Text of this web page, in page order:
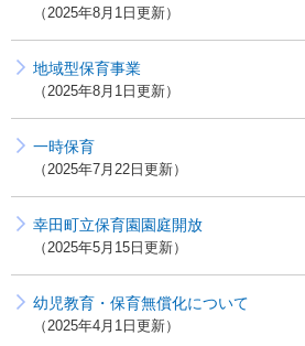
2025年8月1日更新
地域型保育事業
2025年8月1日更新
一時保育
2025年7月22日更新
幸田町立保育園園庭開放
2025年5月15日更新
幼児教育・保育無償化について
2025年4月1日更新